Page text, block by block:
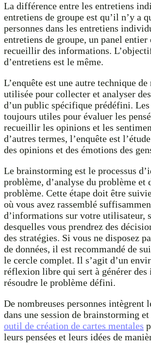
La différence entre les entretiens
entretiens de groupe est qu’il n’y a
personnes dans les entretiens
entretiens de groupe, un panel entier
recueillir des informations.
d’entretiens est le même.
L’enquête est une autre technique de
utilisée pour collecter et analyser
d’un public spécifique prédéfini. Les
toujours utiles pour évaluer les
recueillir les opinions et les
d’autres termes, l’enquête est
des opinions et des émotions des
Le brainstorming est le processus
problème, d’analyse du problème et
problème. Cette étape doit être
où vous avez rassemblé
d’informations sur votre utilisateur,
desquelles vous prendrez des
des stratégies. Si vous ne disposez
de données, il est recommandé de
le cercle complet. Il s’agit d’un
réflexion libre qui sert à générer des
résoudre le problème défini.
De nombreuses personnes intègrent
dans une session de brainstorming
outil de création de cartes mentales
leurs pensées et leurs idées de